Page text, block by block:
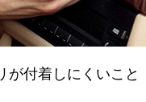
が付着しにくいこと